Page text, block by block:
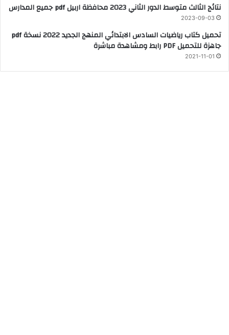
نتائج الثالث متوسط الدور الثاني 2023 محافظة اربيل pdf جميع المدارس
2023-09-03
تحميل كتاب رياضيات السادس الابتدائي المنهج الجديد 2022 نسخة pdf
جاهزة للتحميل PDF رابط ومشاهدة مباشرة
2021-11-01